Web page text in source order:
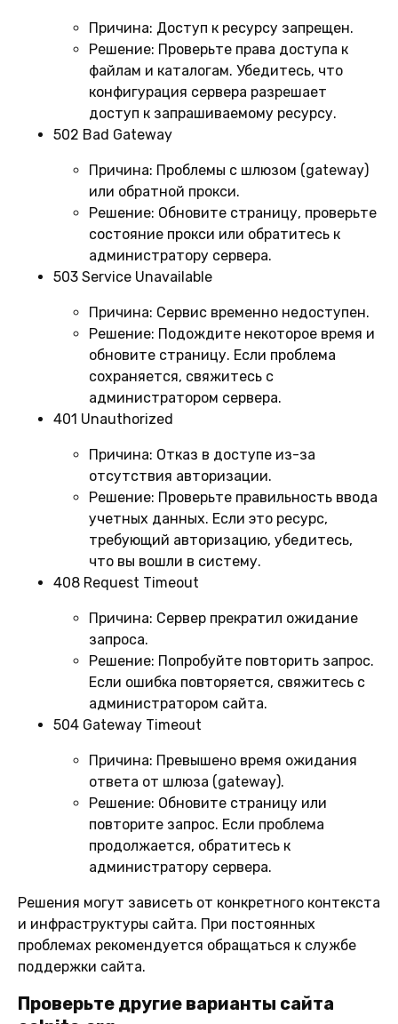
Причина: Доступ к ресурсу запрещен.
Решение: Проверьте права доступа к
файлам и каталогам. Убедитесь, что
конфигурация сервера разрешает
доступ к запрашиваемому ресурсу.
502 Bad Gateway
Причина: Проблемы с шлюзом (gateway)
или обратной прокси.
Решение: Обновите страницу, проверьте
состояние прокси или обратитесь к
администратору сервера.
503 Service Unavailable
Причина: Сервис временно недоступен.
Решение: Подождите некоторое время и
обновите страницу. Если проблема
сохраняется, свяжитесь с
администратором сервера.
401 Unauthorized
Причина: Отказ в доступе из-за
отсутствия авторизации.
Решение: Проверьте правильность ввода
учетных данных. Если это ресурс,
требующий авторизацию, убедитесь,
что вы вошли в систему.
408 Request Timeout
Причина: Сервер прекратил ожидание
запроса.
Решение: Попробуйте повторить запрос.
Если ошибка повторяется, свяжитесь с
администратором сайта.
504 Gateway Timeout
Причина: Превышено время ожидания
ответа от шлюза (gateway).
Решение: Обновите страницу или
повторите запрос. Если проблема
продолжается, обратитесь к
администратору сервера.
Решения могут зависеть от конкретного контекста
и инфраструктуры сайта. При постоянных
проблемах рекомендуется обращаться к службе
поддержки сайта.
Проверьте другие варианты сайта